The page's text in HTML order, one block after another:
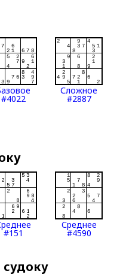
#4022
Сложное
#2887
#151
Среднее
#4590
судоку